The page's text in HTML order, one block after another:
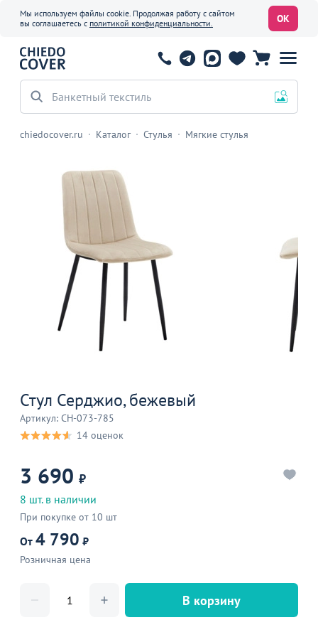
Мы используем файлы cookie. Продолжая работу с сайтом
вы соглашаетесь с политикой конфиденциальности. ОК
Банкетный текстиль
chiedocover.ru Каталог Стулья Мягкие стулья
Стул Серджио, бежевый
Артикул: CH-073-785
14 оценок
3 690 ₽
8 шт. в наличии
При покупке от 10 шт
От 4 790 ₽
Розничная цена
В корзину